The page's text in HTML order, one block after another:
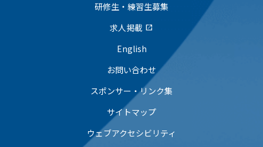
研修生・練習生募集
求人掲載 open_in_new
English
お問い合わせ
スポンサー・リンク集
サイトマップ
ウェブアクセシビリティ